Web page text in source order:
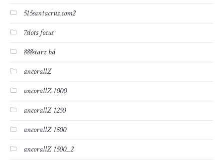
515santacruz.com2
7slots focus
888starz bd
ancorallZ
ancorallZ 1000
ancorallZ 1250
ancorallZ 1500
ancorallZ 1500_2